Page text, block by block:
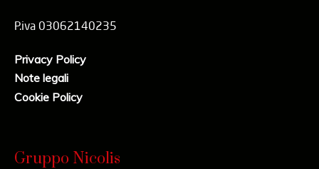
P.iva 03062140235
Privacy Policy
Note legali
Cookie Policy
Gruppo Nicolis